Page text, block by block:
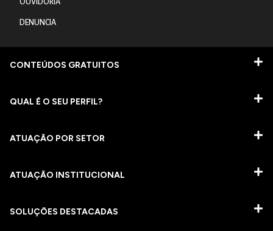
OUVIDORIA
DENUNCIA
CONTEÚDOS GRATUITOS
QUAL É O SEU PERFIL?
ATUAÇÃO POR SETOR
ATUAÇÃO INSTITUCIONAL
SOLUÇÕES DESTACADAS